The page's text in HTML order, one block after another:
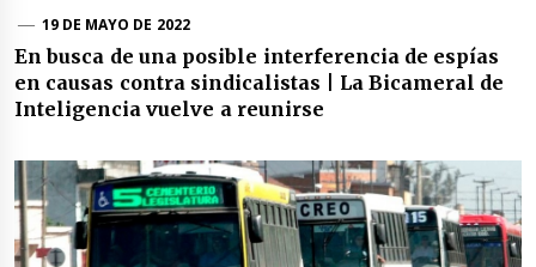
19 DE MAYO DE 2022
En busca de una posible interferencia de espías
en causas contra sindicalistas | La Bicameral de
Inteligencia vuelve a reunirse